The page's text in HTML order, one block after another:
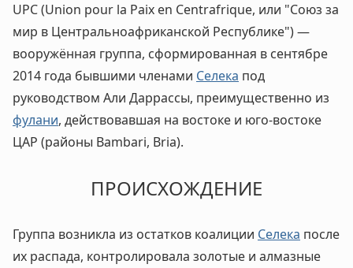
UPC (Union pour la Paix en Centrafrique, или "Союз за
мир в Центральноафриканской Республике") —
вооружённая группа, сформированная в сентябре
2014 года бывшими членами Селека под
руководством Али Даррассы, преимущественно из
фулани, действовавшая на востоке и юго-востоке
ЦАР (районы Bambari, Bria).
ПРОИСХОЖДЕНИЕ
Группа возникла из остатков коалиции Селека после
их распада, контролировала золотые и алмазные